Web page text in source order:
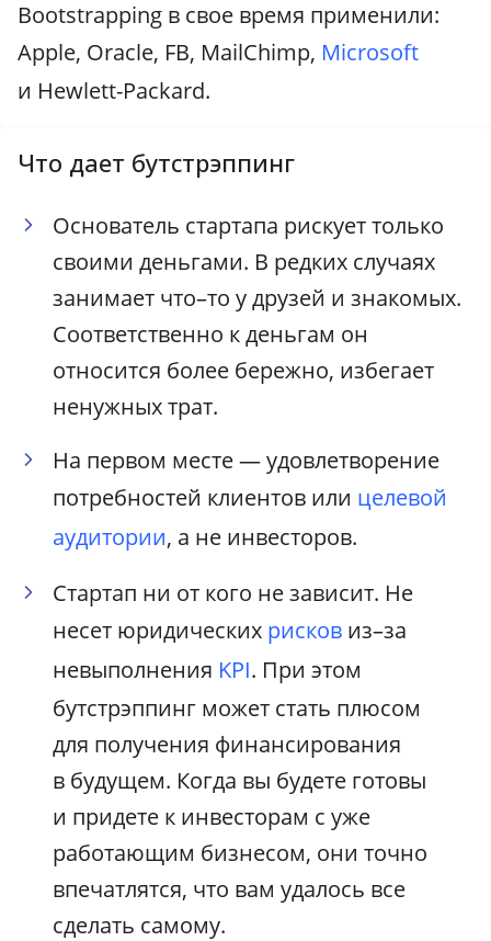
Bootstrapping в свое время применили:
Apple, Oracle, FB, MailChimp, Microsoft
и Hewlett-Packard.
Что дает бутстрэппинг
Основатель стартапа рискует только
своими деньгами. В редких случаях
занимает что–то у друзей и знакомых.
Соответственно к деньгам он
относится более бережно, избегает
ненужных трат.
На первом месте — удовлетворение
потребностей клиентов или целевой
аудитории, а не инвесторов.
Стартап ни от кого не зависит. Не
несет юридических рисков из–за
невыполнения KPI. При этом
бутстрэппинг может стать плюсом
для получения финансирования
в будущем. Когда вы будете готовы
и придете к инвесторам с уже
работающим бизнесом, они точно
впечатлятся, что вам удалось все
сделать самому.